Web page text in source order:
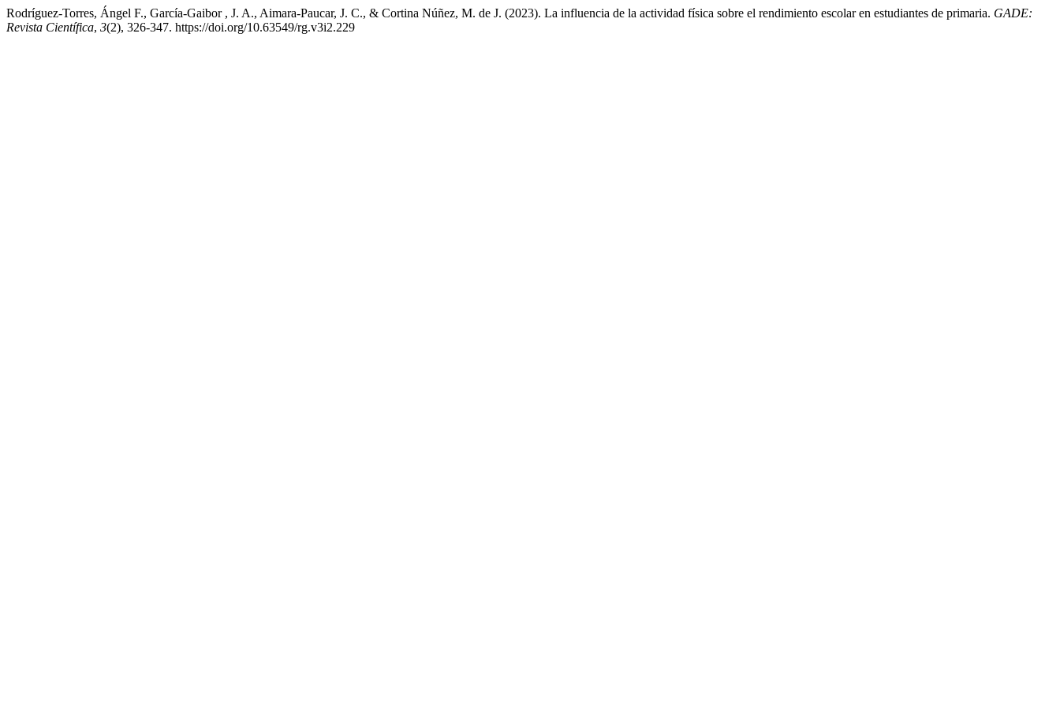
Rodríguez-Torres, Ángel F., García-Gaibor , J. A., Aimara-Paucar, J. C., & Cortina Núñez, M. de J. (2023). La influencia de la actividad física sobre el rendimiento escolar en estudiantes de primaria. GADE:
Revista Científica, 3(2), 326-347. https://doi.org/10.63549/rg.v3i2.229